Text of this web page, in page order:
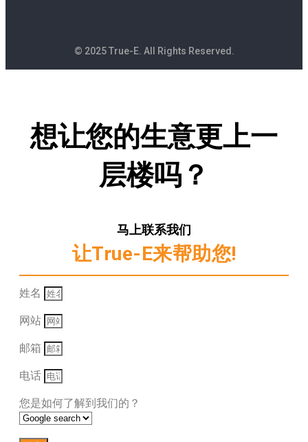
© 2025 True-E. All Rights Reserved.
想让您的生意更上一
层楼吗？
马上联系我们
让True-E来帮助您!
姓名
网站
邮箱
电话
您是如何了解到我们的？